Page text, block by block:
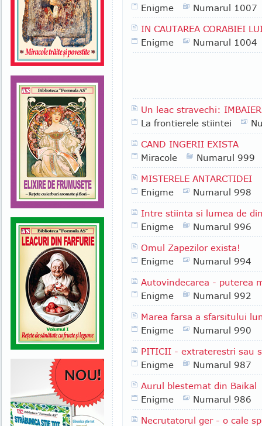
Enigme
Numarul 1007
IN CAUTAREA CORABIEI
Enigme
Numarul 1004
Un leac stravechi:
La frontierele stiintei
CAND INGERII EXISTA
Miracole
Numarul 999
MISTERELE ANTARCTIDEI
Enigme
Numarul 998
Intre stiinta si lumea de
Enigme
Numarul 996
Omul Zapezilor exista!
Enigme
Numarul 994
Autovindecarea - puterea
Enigme
Numarul 992
Marea farsa a sfarsitului
Enigme
Numarul 990
PITICII - extraterestri sau
Enigme
Numarul 987
Aurul blestemat din Baikal
Enigme
Numarul 986
Necrutatorul ger - o cale